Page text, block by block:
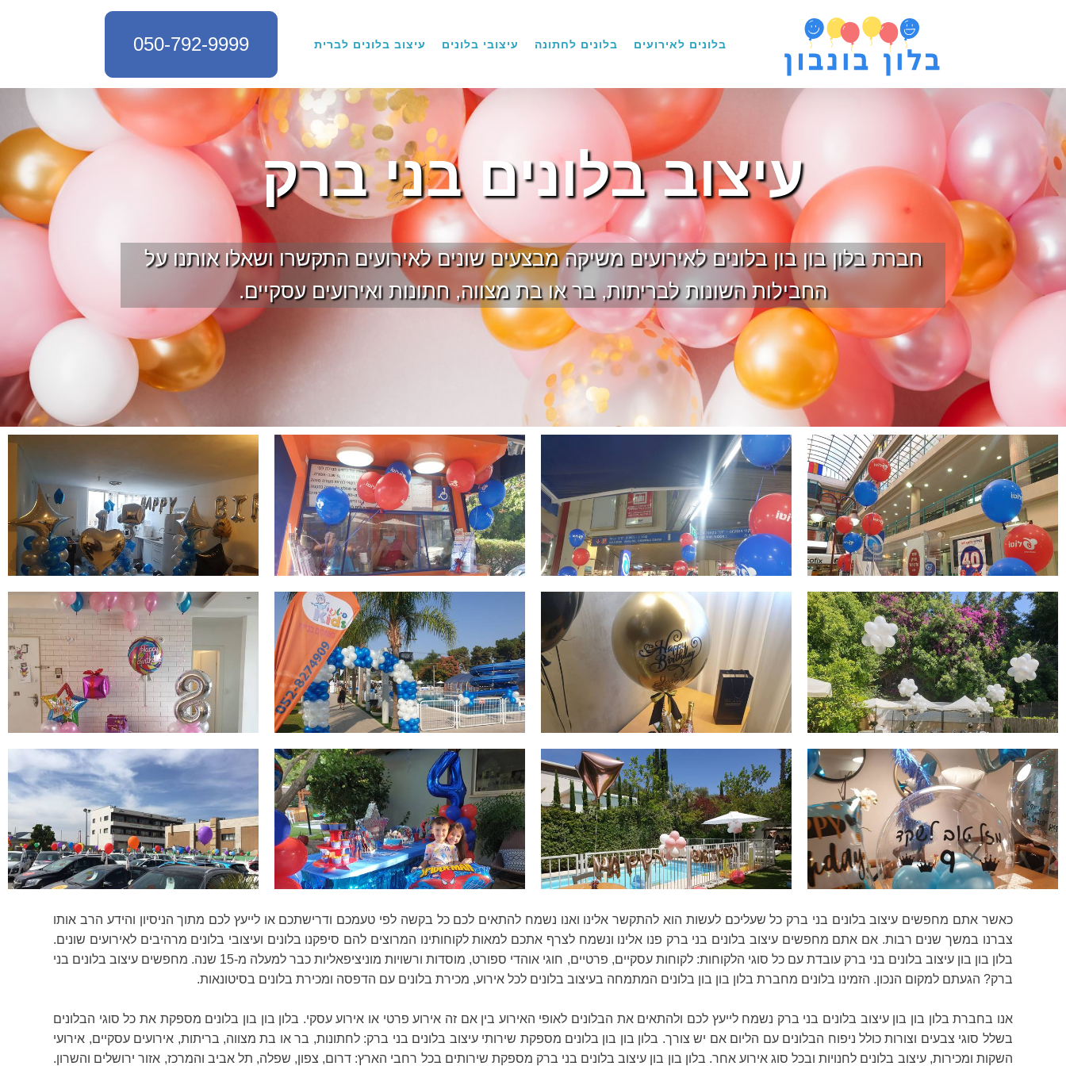
בלונים לאירועים בלונים לחתונה עיצובי בלונים עיצוב בלונים לברית 050-792-9999
עיצוב בלונים בני ברק
חברת בלון בון בון בלונים לאירועים משיקה מבצעים שונים לאירועים התקשרו ושאלו אותנו על
החבילות השונות לבריתות, בר או בת מצווה, חתונות ואירועים עסקיים.
כאשר אתם מחפשים עיצוב בלונים בני ברק כל שעליכם לעשות הוא להתקשר אלינו ואנו נשמח להתאים לכם כל בקשה לפי טעמכם ודרישתכם או לייעץ לכם מתוך הניסיון והידע הרב אותו
צברנו במשך שנים רבות. אם אתם מחפשים עיצוב בלונים בני ברק פנו אלינו ונשמח לצרף אתכם למאות לקוחותינו המרוצים להם סיפקנו בלונים ועיצובי בלונים מרהיבים לאירועים שונים.
בלון בון בון עיצוב בלונים בני ברק עובדת עם כל סוגי הלקוחות: לקוחות עסקיים, פרטיים, חוגי אוהדי ספורט, מוסדות ורשויות מוניציפאליות כבר למעלה מ-15 שנה. מחפשים עיצוב בלונים בני
ברק? הגעתם למקום הנכון. הזמינו בלונים מחברת בלון בון בון בלונים המתמחה בעיצוב בלונים לכל אירוע, מכירת בלונים עם הדפסה ומכירת בלונים בסיטונאות.
אנו בחברת בלון בון בון עיצוב בלונים בני ברק נשמח לייעץ לכם ולהתאים את הבלונים לאופי האירוע בין אם זה אירוע פרטי או אירוע עסקי. בלון בון בון בלונים מספקת את כל סוגי הבלונים
בשלל סוגי צבעים וצורות כולל ניפוח הבלונים עם הליום אם יש צורך. בלון בון בון בלונים מספקת שירותי עיצוב בלונים בני ברק: לחתונות, בר או בת מצווה, בריתות, אירועים עסקיים, אירועי
השקות ומכירות, עיצוב בלונים לחנויות ובכל סוג אירוע אחר. בלון בון בון עיצוב בלונים בני ברק מספקת שירותים בכל רחבי הארץ: דרום, צפון, שפלה, תל אביב והמרכז, אזור ירושלים והשרון.